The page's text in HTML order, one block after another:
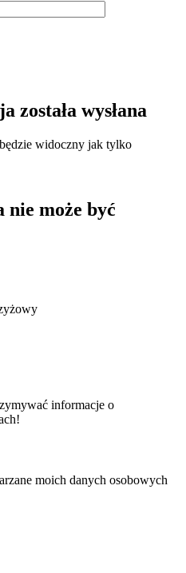
została wysłana
widoczny jak tylko
może być
informacje o
moich danych osobowych